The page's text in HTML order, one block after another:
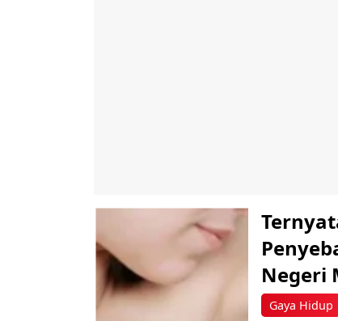
Gaya Hidup
Negeri